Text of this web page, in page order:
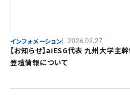
インフォメーション 2026.02.27
【お知らせ】aiESG代表 九州大学主
登壇情報について